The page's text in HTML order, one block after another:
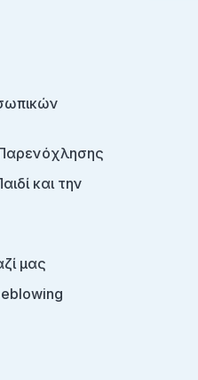
Παρενόχλησης
και την
μας